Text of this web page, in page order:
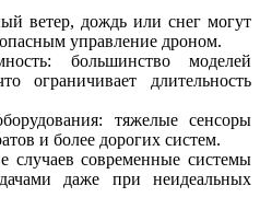
ветер, дождь или снег могут
управление дроном.
большинство моделей
ограничивает длительность
тяжелые сенсоры
и более дорогих систем.
случаев современные системы
даже при неидеальных